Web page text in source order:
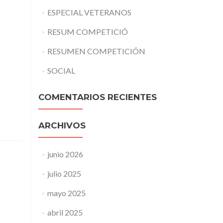
ESPECIAL VETERANOS
RESUM COMPETICIÓ
RESUMEN COMPETICIÓN
SOCIAL
COMENTARIOS RECIENTES
ARCHIVOS
junio 2026
julio 2025
mayo 2025
abril 2025